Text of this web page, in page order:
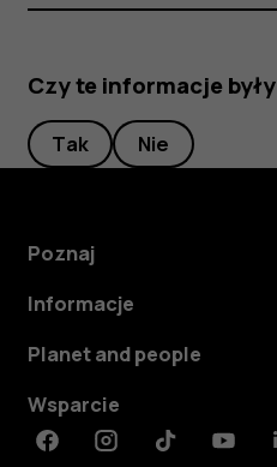
Czy te informacje
Tak Nie
Poznaj
Informacje
Planet and people
Wsparcie
FacebookInstagramTiktok